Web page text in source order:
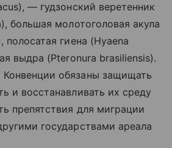
— гудзонский веретенник
большая молотоголовая акула
полосатая гиена (Hyaena
выдра (Pteronura brasiliensis).
Конвенции обязаны защищать
и восстанавливать их среду
препятствия для миграции
государствами ареала